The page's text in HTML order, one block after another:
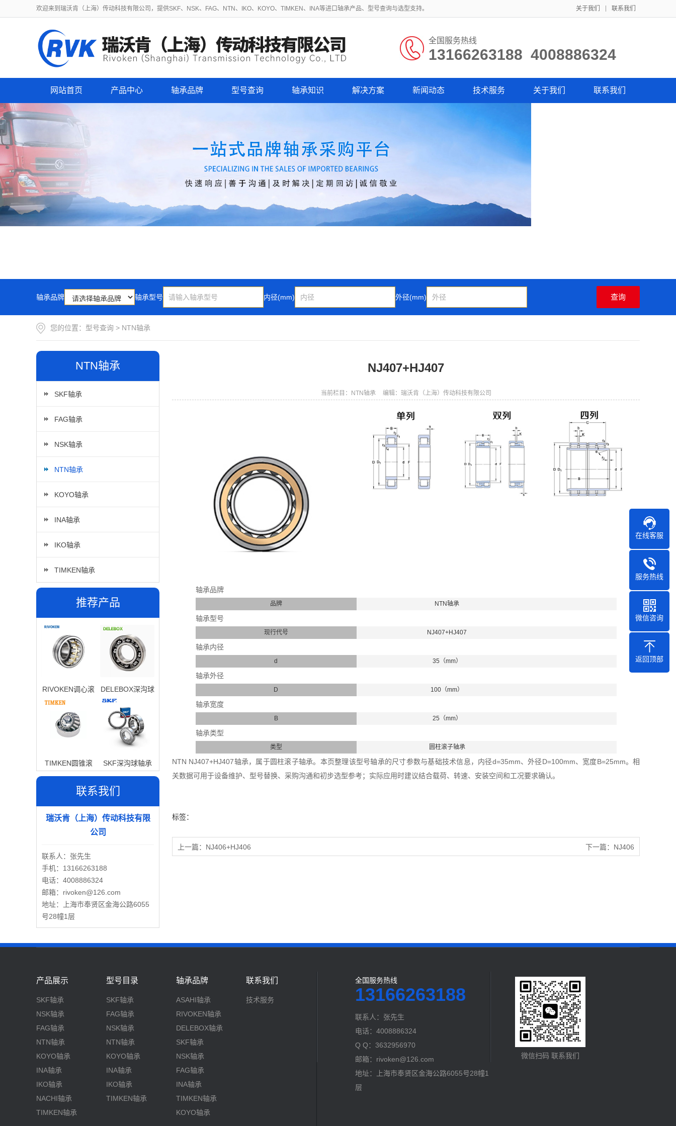
欢迎来到瑞沃肯（上海）传动科技有限公司，提供SKF、NSK、FAG、NTN、IKO、KOYO、TIMKEN、INA等进口轴承产品、型号查询与选型支持。 关于我们 联系我们
全国服务热线
13166263188 4008886324
网站首页 产品中心 轴承品牌 型号查询 轴承知识 解决方案 新闻动态 技术服务 关于我们 联系我们
轴承品牌 轴承型号 内径(mm) 外径(mm)
您的位置： 型号查询 > NTN轴承
NTN轴承
SKF轴承
FAG轴承
NSK轴承
NTN轴承
KOYO轴承
INA轴承
IKO轴承
TIMKEN轴承
推荐产品
RIVOKEN调心滚
子轴承
DELEBOX深沟球
TIMKEN圆锥滚
子轴承
SKF深沟球轴承
联系我们
瑞沃肯（上海）传动科技有限
公司
联系人：张先生
手机：13166263188
电话：4008886324
邮箱：rivoken@126.com
地址：上海市奉贤区金海公路6055
号28幢1层
NJ407+HJ407
当前栏目：NTN轴承 编辑：瑞沃肯（上海）传动科技有限公司
轴承品牌
品牌 NTN轴承
轴承型号
现行代号 NJ407+HJ407
轴承内径
d 35（mm）
轴承外径
D 100（mm）
轴承宽度
B 25（mm）
轴承类型
类型 圆柱滚子轴承
NTN NJ407+HJ407轴承，属于圆柱滚子轴承。本页整理该型号轴承的尺寸参数与基础技术信息，内径d=35mm、外径D=100mm、宽度B=25mm。相
关数据可用于设备维护、型号替换、采购沟通和初步选型参考；实际应用时建议结合载荷、转速、安装空间和工况要求确认。
标签：
上一篇： NJ406+HJ406 下一篇： NJ406
产品展示
SKF轴承
NSK轴承
FAG轴承
NTN轴承
KOYO轴承
INA轴承
IKO轴承
NACHI轴承
TIMKEN轴承
型号目录
SKF轴承
FAG轴承
NSK轴承
NTN轴承
KOYO轴承
INA轴承
IKO轴承
TIMKEN轴承
轴承品牌
ASAHI轴承
RIVOKEN轴承
DELEBOX轴承
SKF轴承
NSK轴承
FAG轴承
INA轴承
TIMKEN轴承
KOYO轴承
联系我们
技术服务
全国服务热线
13166263188
联系人：张先生
电话：4008886324
Q Q：3632956970
邮箱：rivoken@126.com
地址：上海市奉贤区金海公路6055号28幢1
层
微信扫码 联系我们
在线客服
服务热线
微信咨询
返回顶部